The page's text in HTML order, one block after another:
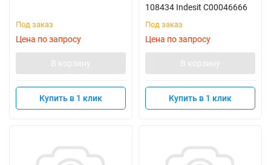
Под заказ
Цена по запросу
В корзину
Купить в 1 клик
108434 Indesit C00046666
Под заказ
Цена по запросу
В корзину
Купить в 1 клик